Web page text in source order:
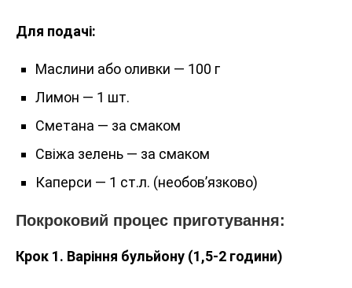
Для подачі:
Маслини або оливки — 100 г
Лимон — 1 шт.
Сметана — за смаком
Свіжа зелень — за смаком
Каперси — 1 ст.л. (необов’язково)
Покроковий процес приготування:
Крок 1. Варіння бульйону (1,5-2 години)